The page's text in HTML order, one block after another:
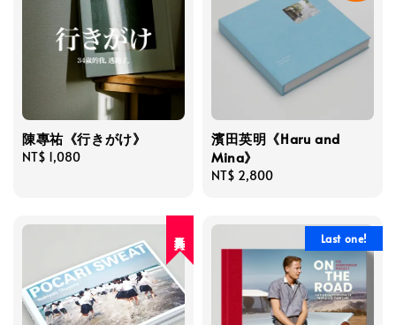
陳專祐《行きがけ》
Regular
NT$ 1,080
濱田英明《Haru and
Mina》
Regular
NT$ 2,800
Last one!